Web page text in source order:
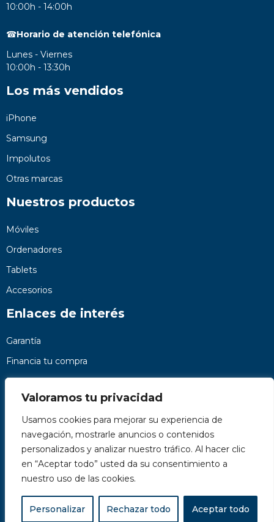
Valoramos tu privacidad
Usamos cookies para mejorar su experiencia de
navegación, mostrarle anuncios o contenidos
personalizados y analizar nuestro tráfico. Al hacer clic
en “Aceptar todo” usted da su consentimiento a
nuestro uso de las cookies.
Personalizar Rechazar todo Aceptar todo
10:00h - 14:00h
☎Horario de atención telefónica
Lunes - Viernes
10:00h - 13:30h
Los más vendidos
iPhone
Samsung
Impolutos
Otras marcas
Nuestros productos
Móviles
Ordenadores
Tablets
Accesorios
Enlaces de interés
Garantía
Financia tu compra
Preguntas frecuentes
Nosotros
Contacto
Páginas legales
Kit Digital